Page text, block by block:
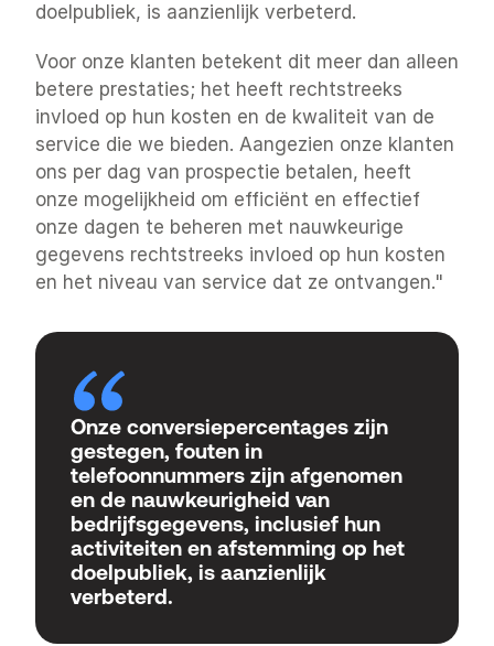
doelpubliek, is aanzienlijk verbeterd.
Voor onze klanten betekent dit meer dan alleen
betere prestaties; het heeft rechtstreeks
invloed op hun kosten en de kwaliteit van de
service die we bieden. Aangezien onze klanten
ons per dag van prospectie betalen, heeft
onze mogelijkheid om efficiënt en effectief
onze dagen te beheren met nauwkeurige
gegevens rechtstreeks invloed op hun kosten
en het niveau van service dat ze ontvangen."
Onze conversiepercentages zijn
gestegen, fouten in
telefoonnummers zijn afgenomen
en de nauwkeurigheid van
bedrijfsgegevens, inclusief hun
activiteiten en afstemming op het
doelpubliek, is aanzienlijk
verbeterd.